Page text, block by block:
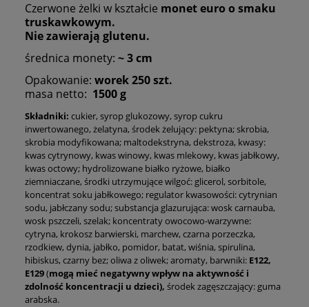
Czerwone żelki w kształcie moneteuro o smaku
truskawkowym.
Nie zawierają glutenu.
średnica monety: ~ 3 cm
Opakowanie: worek 250 szt.
masa netto: 1500 g
Składniki: cukier, syrop glukozowy, syrop cukru
inwertowanego, żelatyna, środek żelujący: pektyna; skrobia,
skrobia modyfikowana; maltodekstryna, dekstroza, kwasy:
kwas cytrynowy, kwas winowy, kwas mlekowy, kwas jabłkowy,
kwas octowy; hydrolizowane białko ryżowe, białko
ziemniaczane, środki utrzymujące wilgoć: glicerol, sorbitole,
koncentrat soku jabłkowego; regulator kwasowości: cytrynian
sodu, jabłczany sodu;substancja glazurująca: wosk carnauba,
wosk pszczeli, szelak; koncentraty owocowo-warzywne:
cytryna, krokosz barwierski, marchew, czarna porzeczka,
rzodkiew, dynia, jabłko, pomidor, batat, wiśnia, spirulina,
hibiskus, czarny bez; oliwa z oliwek; aromaty, barwniki: E122,
E129(mogą mieć negatywny wpływ na aktywność i
zdolność koncentracji u dzieci), środek zagęszczający: guma
arabska.